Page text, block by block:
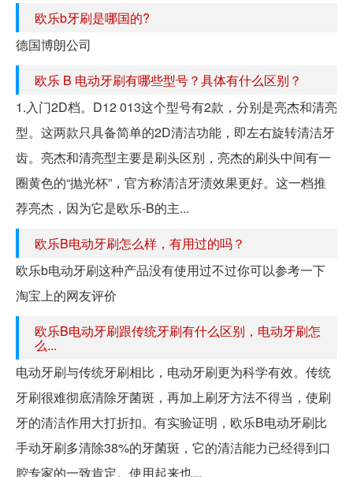
欧乐b牙刷是哪国的?
德国博朗公司
欧乐 B 电动牙刷有哪些型号？具体有什么区别？
1.入门2D档。D12 013这个型号有2款，分别是亮杰和清亮
型。这两款只具备简单的2D清洁功能，即左右旋转清洁牙
齿。亮杰和清亮型主要是刷头区别，亮杰的刷头中间有一
圈黄色的“抛光杯”，官方称清洁牙渍效果更好。这一档推
荐亮杰，因为它是欧乐-B的主...
欧乐B电动牙刷怎么样，有用过的吗？
欧乐b电动牙刷这种产品没有使用过不过你可以参考一下
淘宝上的网友评价
欧乐B电动牙刷跟传统牙刷有什么区别，电动牙刷怎
么...
电动牙刷与传统牙刷相比，电动牙刷更为科学有效。传统
牙刷很难彻底清除牙菌斑，再加上刷牙方法不得当，使刷
牙的清洁作用大打折扣。有实验证明，欧乐B电动牙刷比
手动牙刷多清除38%的牙菌斑，它的清洁能力已经得到口
腔专家的一致肯定。使用起来也...